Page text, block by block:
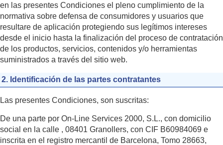
en las presentes Condiciones el pleno cumplimiento de la
normativa sobre defensa de consumidores y usuarios que
resultare de aplicación protegiendo sus legítimos intereses
desde el inicio hasta la finalización del proceso de contratación
de los productos, servicios, contenidos y/o herramientas
suministrados a través del sitio web.
2. Identificación de las partes contratantes
Las presentes Condiciones, son suscritas:
De una parte por On-Line Services 2000, S.L., con domicilio
social en la calle , 08401 Granollers, con CIF B60984069 e
inscrita en el registro mercantil de Barcelona, Tomo 28663,